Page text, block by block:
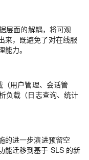
层面的解耦，将可观
来，既避免了对在线服
力。
（用户管理、会话管
负载（日志查询、统计
的进一步演进预留空
能迁移到基于 SLS 的新